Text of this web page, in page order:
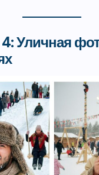
Уличная